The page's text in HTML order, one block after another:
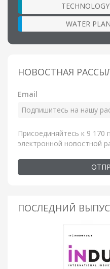
WATER
НОВОСТНАЯ
Email
Присоединяйтесь к 9 170
электронной новостной
ПОСЛЕДНИЙ